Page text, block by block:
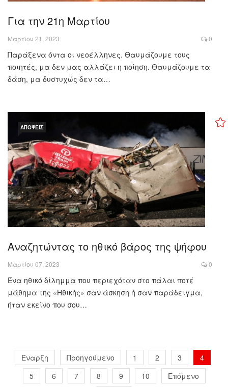
Για την 21η Μαρτίου
Μαρτίου 21, 2023 0
Παράξενα όντα οι νεοέλληνες. Θαυμάζουμε τους
ποιητές, μα δεν μας αλλάζει η ποίηση. Θαυμάζουμε τα
δάση, μα δυστυχώς δεν τα…
ΑΠΌΨΕΙΣ
Αναζητώντας το ηθικό βάρος της ψήφου
Μαρτίου 07, 2023 0
Ένα ηθικό δίλημμα που περιεχόταν στο πάλαι ποτέ
μάθημα της «Ηθικής» σαν άσκηση ή σαν παράδειγμα,
ήταν εκείνο που σου…
Έναρξη Προηγούμενο 1 2 3
4
5
6 7 8 9 10
Επόμενο